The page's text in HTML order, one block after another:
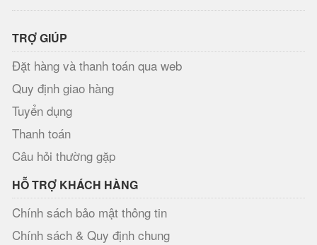
TRỢ GIÚP
Đặt hàng và thanh toán qua web
Quy định giao hàng
Tuyển dụng
Thanh toán
Câu hỏi thường gặp
HỖ TRỢ KHÁCH HÀNG
Chính sách bảo mật thông tin
Chính sách & Quy định chung